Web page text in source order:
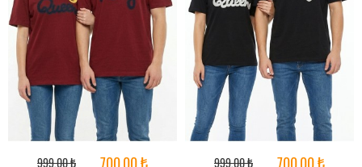
999,00 ₺ 999,00 ₺